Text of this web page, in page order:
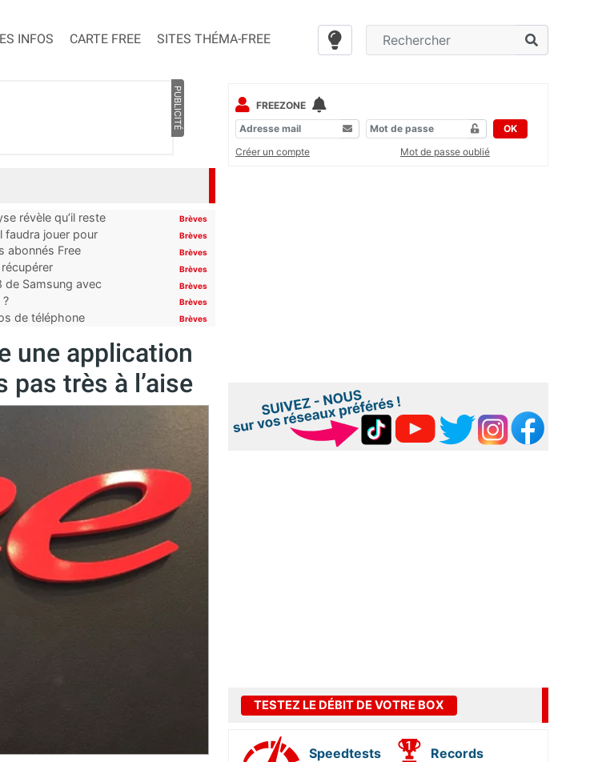
INFOS CARTE FREE SITES THÉMA-FREE
PUBLICITÉ
révèle qu’il reste
Brèves
faudra jouer pour
Brèves
abonnés Free
Brèves
Brèves
de Samsung avec
Brèves
Brèves
de téléphone
Brèves
une application
très à l’aise
FREEZONE
OK
Créer un compte
Mot de passe oublié
TESTEZ LE DÉBIT DE VOTRE BOX
Speedtests
Records